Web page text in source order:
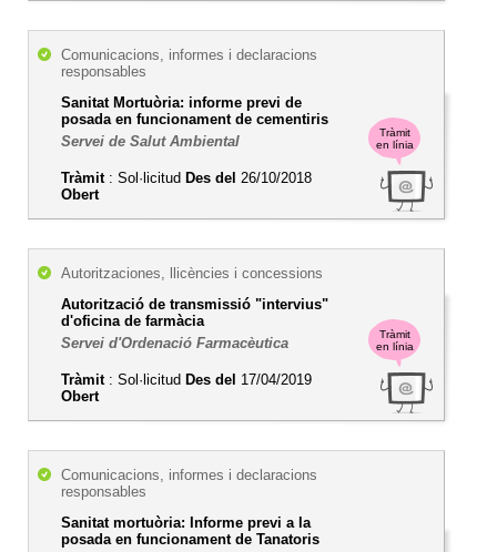
Tràmit
en línia
Comunicacions, informes i declaracions
responsables
Sanitat Mortuòria: informe previ de
posada en funcionament de cementiris
Servei de Salut Ambiental
Tràmit: Sol·licitud Des del 26/10/2018
Obert
Tràmit
en línia
Autoritzaciones, llicències i concessions
Autorització de transmissió "intervius"
d'oficina de farmàcia
Servei d'Ordenació Farmacèutica
Tràmit: Sol·licitud Des del 17/04/2019
Obert
Comunicacions, informes i declaracions
responsables
Sanitat mortuòria: Informe previ a la
posada en funcionament de Tanatoris